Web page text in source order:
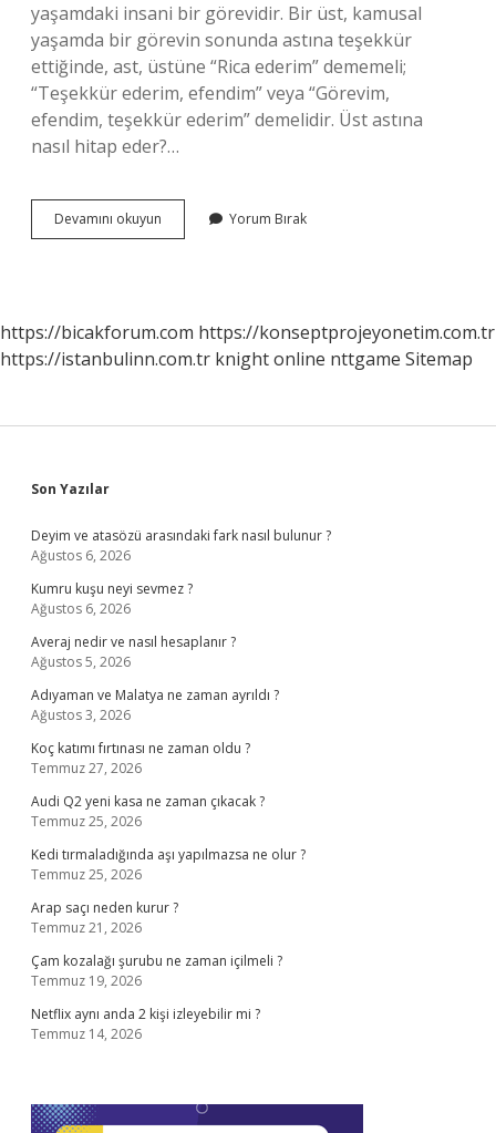
yaşamdaki insani bir görevidir. Bir üst, kamusal
yaşamda bir görevin sonunda astına teşekkür
ettiğinde, ast, üstüne “Rica ederim” dememeli;
“Teşekkür ederim, efendim” veya “Görevim,
efendim, teşekkür ederim” demelidir. Üst astına
nasıl hitap eder?…
Devamını okuyun
Nasıl
Yorum Bırak
https://bicakforum.com https://konseptprojeyonetim.com.tr
https://istanbulinn.com.tr knight online nttgame Sitemap
Sidebar
Son Yazılar
Deyim ve atasözü arasındaki fark nasıl bulunur ?
Ağustos 6, 2026
Kumru kuşu neyi sevmez ?
Ağustos 6, 2026
Averaj nedir ve nasıl hesaplanır ?
Ağustos 5, 2026
Adıyaman ve Malatya ne zaman ayrıldı ?
Ağustos 3, 2026
Koç katımı fırtınası ne zaman oldu ?
Temmuz 27, 2026
Audi Q2 yeni kasa ne zaman çıkacak ?
Temmuz 25, 2026
Kedi tırmaladığında aşı yapılmazsa ne olur ?
Temmuz 25, 2026
Arap saçı neden kurur ?
Temmuz 21, 2026
Çam kozalağı şurubu ne zaman içilmeli ?
Temmuz 19, 2026
Netflix aynı anda 2 kişi izleyebilir mi ?
Temmuz 14, 2026